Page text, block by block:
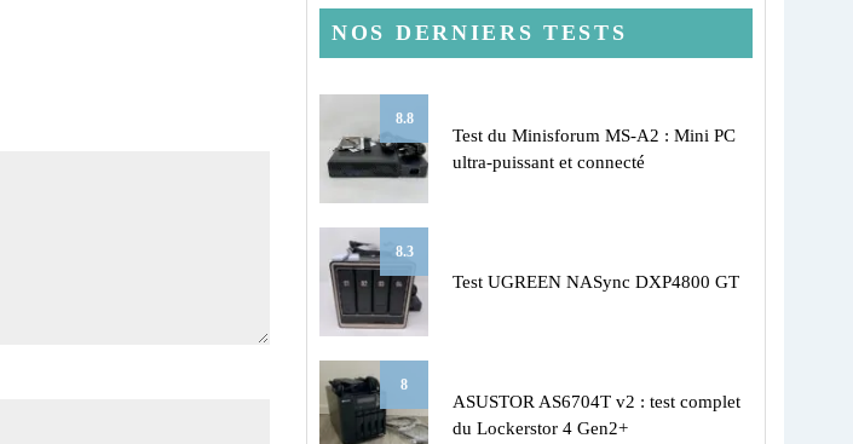
NOS DERNIERS TESTS
8.8
Test du Minisforum MS-A2 : Mini PC
ultra-puissant et connecté
8.3
Test UGREEN NASync DXP4800 GT
8
ASUSTOR AS6704T v2 : test complet
du Lockerstor 4 Gen2+